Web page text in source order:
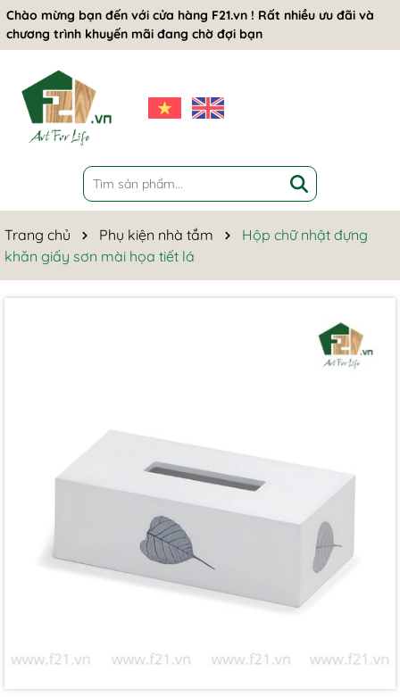
Chào mừng bạn đến với cửa hàng F21.vn ! Rất nhiều ưu đãi và
chương trình khuyến mãi đang chờ đợi bạn
Trang chủ Phụ kiện nhà tắm
Hộp chữ nhật đựng
khăn giấy sơn mài họa tiết lá